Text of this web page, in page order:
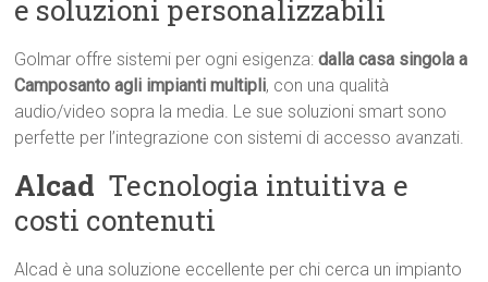
e soluzioni personalizzabili
Golmar offre sistemi per ogni esigenza:dalla casa singola a
Camposanto agli impianti multipli, con una qualità
audio/video sopra la media. Le sue soluzioni smart sono
perfette per l’integrazione con sistemi di accesso avanzati.
Alcad  Tecnologia intuitiva e
costi contenuti
Alcad è una soluzione eccellente per chi cerca un impianto